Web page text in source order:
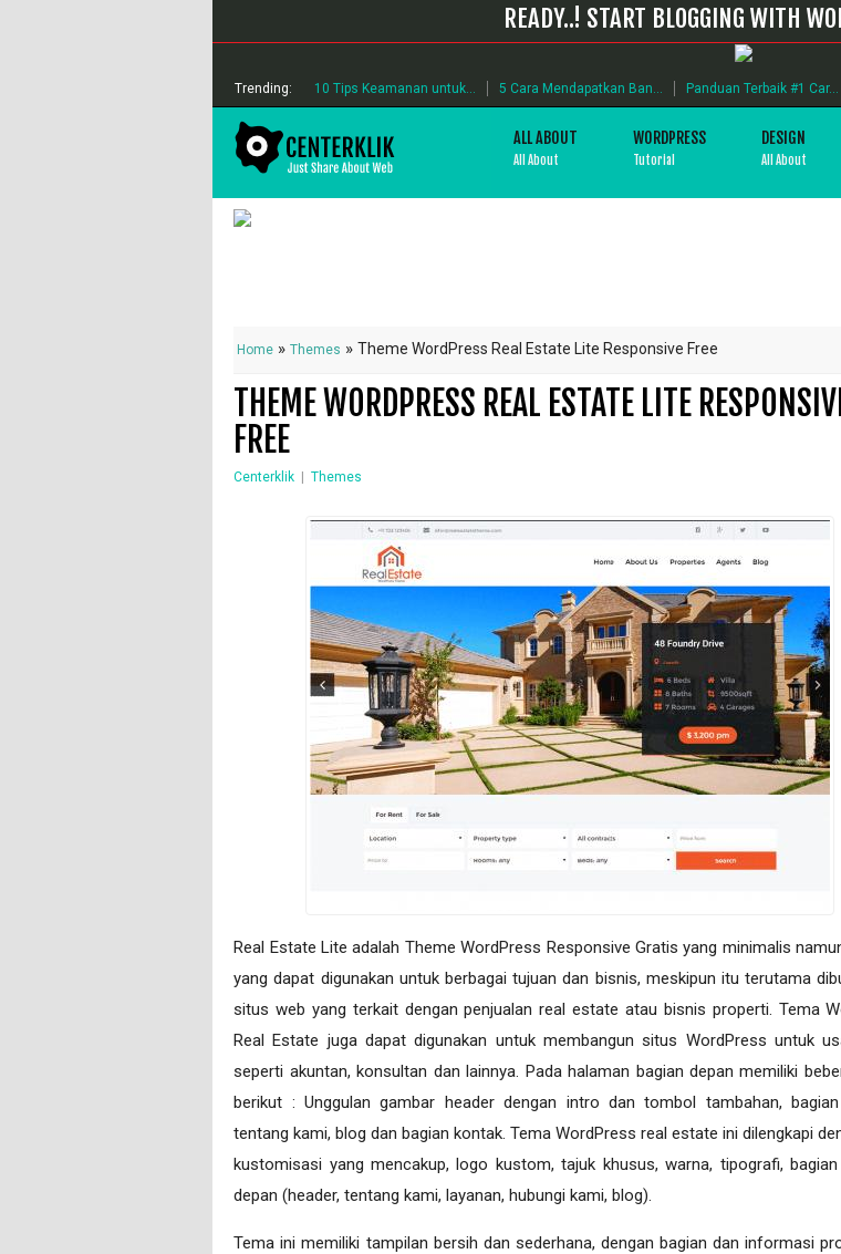
READY..! START BLOGGING WITH
Trending: 10 Tips Keamanan untuk... 5 Cara Mendapatkan Ban... Panduan Terbaik #1 Car...
ALL ABOUT
All About
WORDPRESS
Tutorial
DESIGN
All About
Home »Themes »Theme WordPress Real Estate Lite Responsive Free
THEME WORDPRESS REAL ESTATE LITE
FREE
Centerklik | Themes
Real Estate Lite adalah Theme WordPress Responsive Gratis yang minimalis
yang dapat digunakan untuk berbagai tujuan dan bisnis, meskipun itu terutama
situs web yang terkait dengan penjualan real estate atau bisnis properti. Tema
Real Estate juga dapat digunakan untuk membangun situs WordPress untuk
seperti akuntan, konsultan dan lainnya. Pada halaman bagian depan memiliki
berikut : Unggulan gambar header dengan intro dan tombol tambahan, bagian
tentang kami, blog dan bagian kontak. Tema WordPress real estate ini dilengkapi
kustomisasi yang mencakup, logo kustom, tajuk khusus, warna, tipografi, bagian
depan (header, tentang kami, layanan, hubungi kami, blog).
Tema ini memiliki tampilan bersih dan sederhana, dengan bagian dan informasi